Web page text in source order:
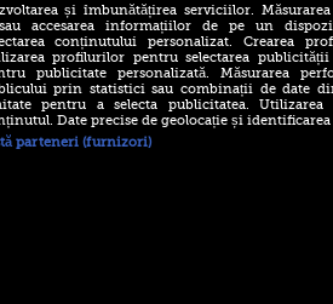
Lumea
din România
Events!
gaming intens și o
binemeritată cu...
Emoții intense
Sebastian Stan!
Annabelle, l-a
și îmbunătățirea serviciilor.
accesarea informațiilor de pe un
conținutului personalizat. Crearea
profilurilor pentru selectarea
publicitate personalizată. Măsurarea
prin statistici sau combinații de date
pentru a selecta publicitatea.
Date precise de geolocație și
parteneri (furnizori)